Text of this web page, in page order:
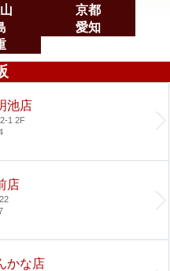
京都
愛知
池店
1 2F
店
かな店